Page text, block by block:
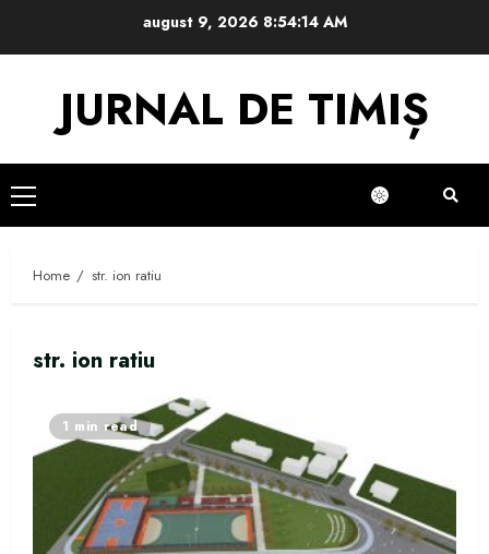
august 9, 2026 8:54:15 AM
JURNAL DE TIMIȘ
Primary
Menu
Home str. ion ratiu
str. ion ratiu
1 min read